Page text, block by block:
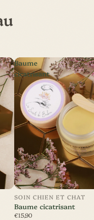
Baume
cicatrisant
SOIN CHIEN ET CHAT
Baume cicatrisant
€15,90